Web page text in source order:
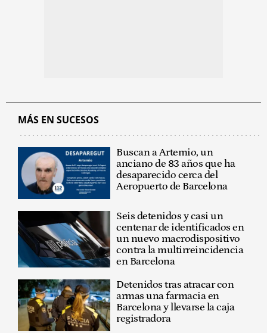
MÁS EN SUCESOS
Buscan a Artemio, un
anciano de 83 años que ha
desaparecido cerca del
Aeropuerto de Barcelona
Seis detenidos y casi un
centenar de identificados en
un nuevo macrodispositivo
contra la multirreincidencia
en Barcelona
Detenidos tras atracar con
armas una farmacia en
Barcelona y llevarse la caja
registradora